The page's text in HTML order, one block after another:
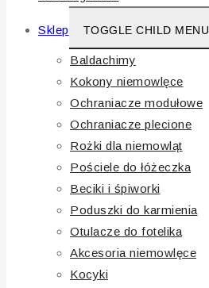
Sklep TOGGLE CHILD MENU
Baldachimy
Kokony niemowlęce
Ochraniacze modułowe
Ochraniacze plecione
Rożki dla niemowląt
Pościele do łóżeczka
Beciki i śpiworki
Poduszki do karmienia
Otulacze do fotelika
Akcesoria niemowlęce
Kocyki